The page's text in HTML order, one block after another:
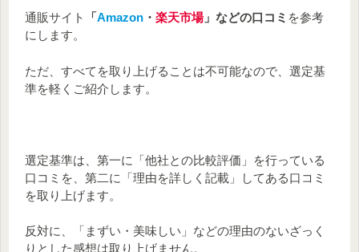
通販サイト 「Amazon ・ 楽天市場」などの口コミ を参考
にします。
ただ、すべてを取り上げることは不可能なので、選定基
準を軽くご紹介します。
選定基準は、第一に「他社との比較評価」を行っている
口コミを、第二に「理由を詳しく記載」してある口コミ
を取り上げます。
反対に、「まずい・美味しい」などの理由のないざっく
りとした感想は取り上げません。